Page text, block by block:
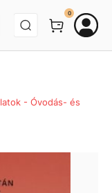
BEJELENTKEZÉS
0
- Óvodás- és